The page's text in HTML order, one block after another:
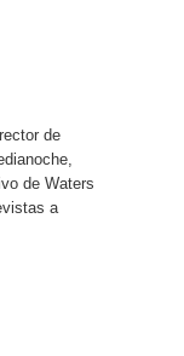
de
de Waters
a